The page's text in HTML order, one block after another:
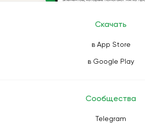
Скачать
в App Store
в Google Play
Сообщества
Telegram